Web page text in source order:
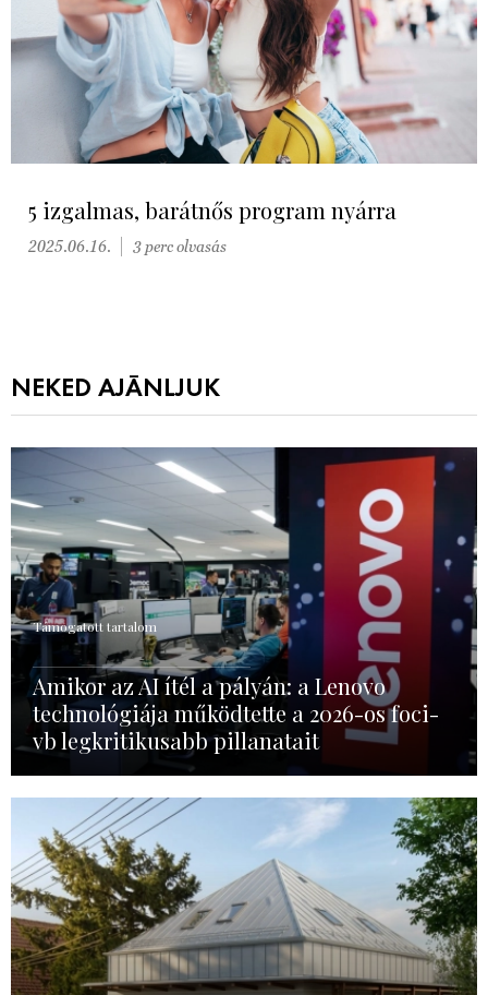
5 izgalmas, barátnős program nyárra
2025.06.16. 3 perc olvasás
NEKED AJÁNLJUK
Támogatott tartalom
Amikor az AI ítél a pályán: a Lenovo
technológiája működtette a 2026-os foci-
vb legkritikusabb pillanatait